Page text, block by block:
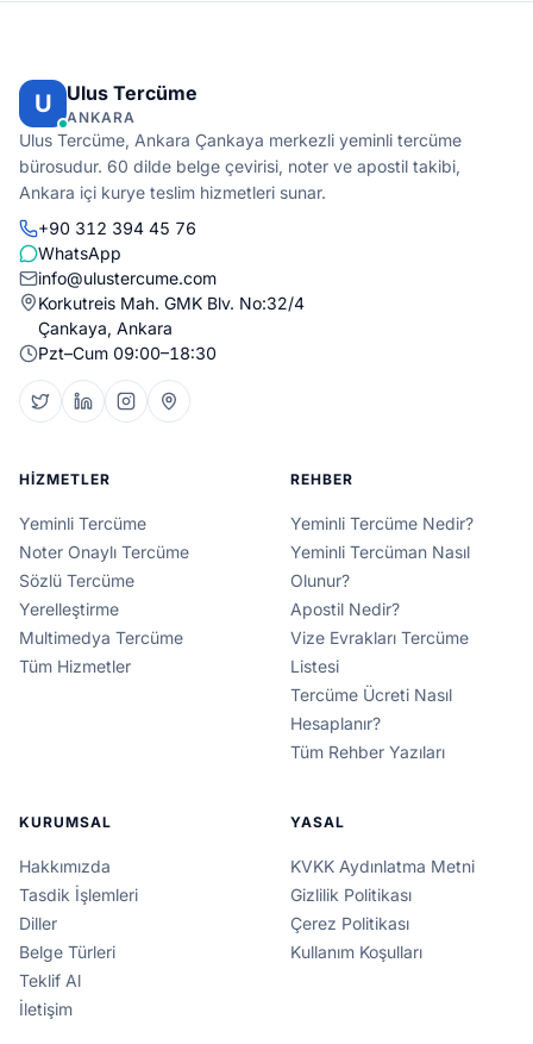
U Ulus Tercüme
ANKARA
Ulus Tercüme, Ankara Çankaya merkezli yeminli tercüme
bürosudur. 60 dilde belge çevirisi, noter ve apostil takibi,
Ankara içi kurye teslim hizmetleri sunar.
+90 312 394 45 76
WhatsApp
info@ulustercume.com
Korkutreis Mah. GMK Blv. No:32/4
Çankaya, Ankara
Pzt–Cum 09:00–18:30
HIZMETLER
Yeminli Tercüme
Noter Onaylı Tercüme
Sözlü Tercüme
Yerelleştirme
Multimedya Tercüme
Tüm Hizmetler
REHBER
Yeminli Tercüme Nedir?
Yeminli Tercüman Nasıl
Olunur?
Apostil Nedir?
Vize Evrakları Tercüme
Listesi
Tercüme Ücreti Nasıl
Hesaplanır?
Tüm Rehber Yazıları
KURUMSAL
Hakkımızda
Tasdik İşlemleri
Diller
Belge Türleri
Teklif Al
İletişim
YASAL
KVKK Aydınlatma Metni
Gizlilik Politikası
Çerez Politikası
Kullanım Koşulları